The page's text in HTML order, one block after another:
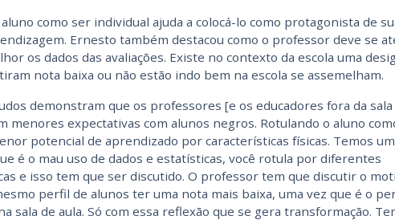
como ser individual ajuda a colocá-lo como protagonista de
Ernesto também destacou como o professor deve se
os dados das avaliações. Existe no contexto da escola uma
nota baixa ou não estão indo bem na escola se assemelham.
demonstram que os professores [e os educadores fora da sala
menores expectativas com alunos negros. Rotulando o aluno
potencial de aprendizado por características físicas. Temos um
é o mau uso de dados e estatísticas, você rotula por diferentes
e isso tem que ser discutido. O professor tem que discutir o
perfil de alunos ter uma nota mais baixa, uma vez que é o
sala de aula. Só com essa reflexão que se gera transformação.